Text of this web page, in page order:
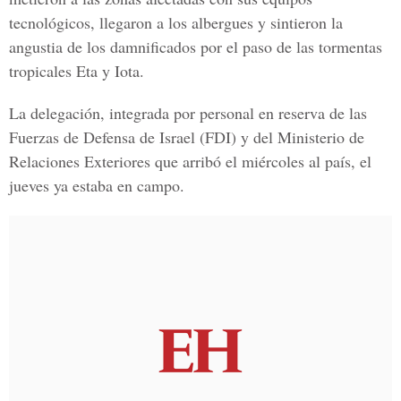
tecnológicos, llegaron a los albergues y sintieron la
angustia de los damnificados por el paso de las tormentas
tropicales Eta y Iota.
La delegación, integrada por personal en reserva de las
Fuerzas de Defensa de Israel (FDI) y del Ministerio de
Relaciones Exteriores que arribó el miércoles al país, el
jueves ya estaba en campo.